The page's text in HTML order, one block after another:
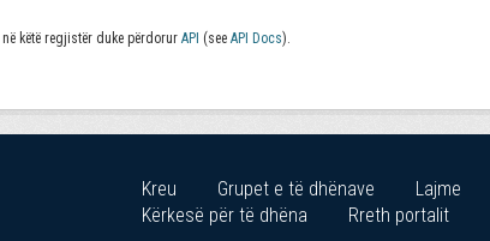
këtë regjistër duke përdorur API (see API Docs).
Kreu Grupet e të dhënave Lajme
Kërkesë për të dhëna
Rreth portalit